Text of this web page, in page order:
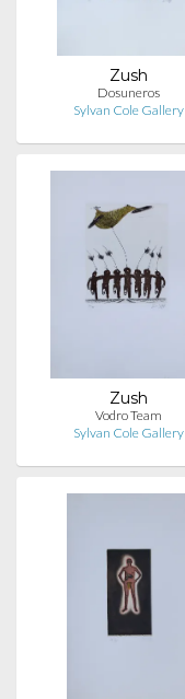
Zush
Dosuneros
Sylvan Cole Gallery
Zush
Vodro Team
Sylvan Cole Gallery